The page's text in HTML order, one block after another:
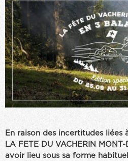
En raison des incertitudes liées
LA FETE DU VACHERIN
avoir lieu sous sa forme